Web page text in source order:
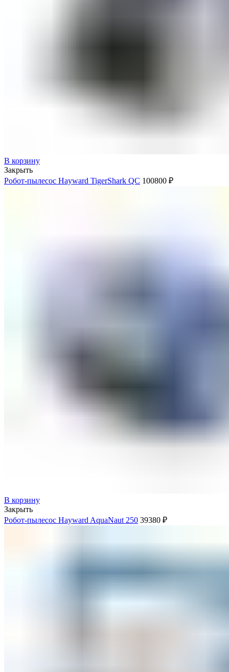
В корзину
Закрыть
Робот-пылесос Hayward TigerShark QC 100800 ₽
В корзину
Закрыть
Робот-пылесос Hayward AquaNaut 250 39380 ₽